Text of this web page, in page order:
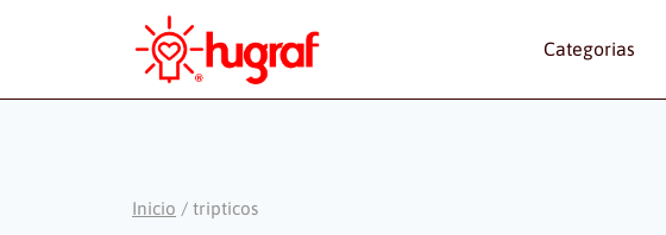
Categorias
Inicio / tripticos